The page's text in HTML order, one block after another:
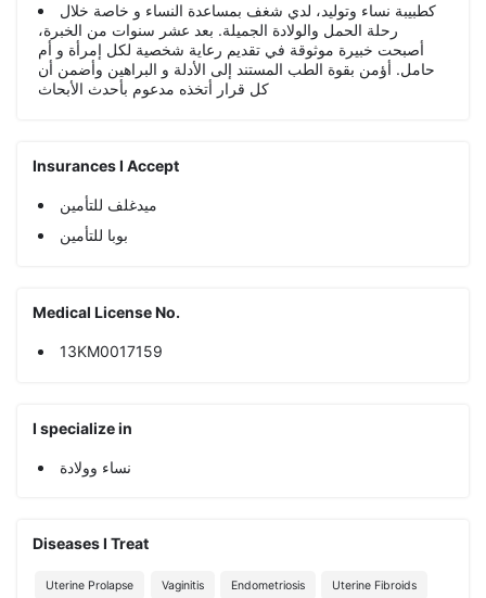
كطبيبة نساء وتوليد، لدي شغف بمساعدة النساء و خاصة خلال
رحلة الحمل والولادة الجميلة. بعد عشر سنوات من الخبرة،
أصبحت خبيرة موثوقة في تقديم رعاية شخصية لكل إمرأة و أم
حامل. أؤمن بقوة الطب المستند إلى الأدلة و البراهين وأضمن أن
كل قرار أتخذه مدعوم بأحدث الأبحاث
Insurances I Accept
ميدغلف للتأمين
بوبا للتأمين
Medical License No.
13KM0017159
I specialize in
نساء وولادة
Diseases I Treat
Uterine Prolapse Vaginitis Endometriosis Uterine Fibroids